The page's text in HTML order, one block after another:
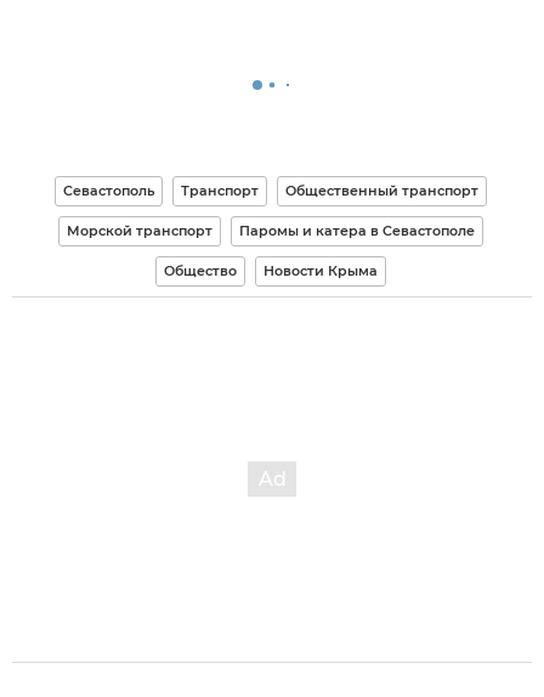
Севастополь Транспорт Общественный транспорт
Морской транспорт Паромы и катера в Севастополе
Общество Новости Крыма